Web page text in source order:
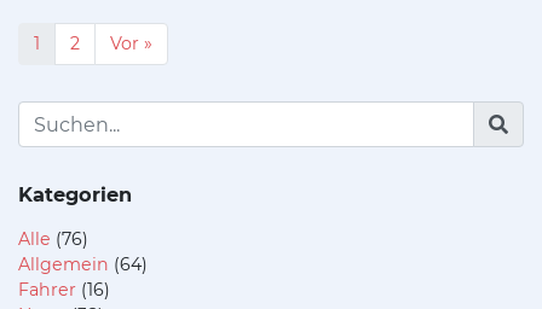
1 2 Vor »
Kategorien
Alle (76)
Allgemein (64)
Fahrer (16)